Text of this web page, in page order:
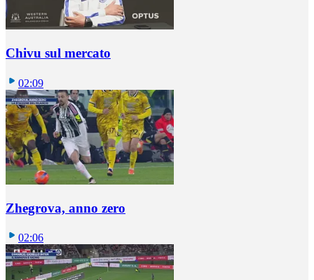
Chivu sul mercato
02:09
Zhegrova, anno zero
02:06